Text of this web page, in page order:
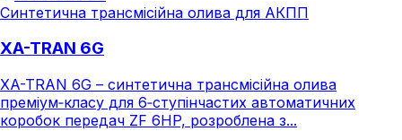
Синтетична трансмісійна олива для АКПП
XA-TRAN 6G
XA-TRAN 6G – синтетична трансмісійна олива
преміум‑класу для 6‑ступінчастих автоматичних
коробок передач ZF 6HP, розроблена з...